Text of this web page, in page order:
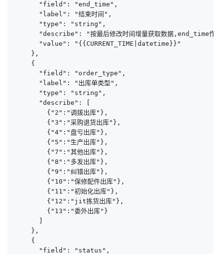
      "field": "end_time",
      "label": "结束时间",
      "type": "string",
"describe": "按最后修改时间增量获取数据,end_time
      "value": "{{CURRENT_TIME|datetime}}"
    },
    {
      "field": "order_type",
      "label": "出库单类型",
      "type": "string",
      "describe": [
        {"2":"调拨出库"},
        {"3":"采购退货出库"},
        {"4":"盘亏出库"},
        {"5":"生产出库"},
        {"7":"其他出库"},
        {"8":"多发出库"},
        {"9":"纠错出库"},
        {"10":"保修配件出库"},
        {"11":"初始化出库"},
        {"12":"jit拣货出库"},
        {"13":"委外出库"}
    },
    {
      "field": "status",